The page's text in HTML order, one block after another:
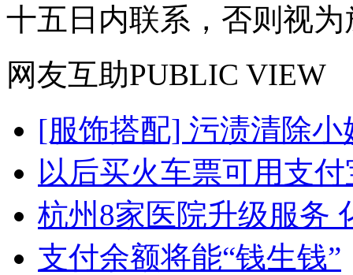
十五日内联系，否则视
网友互助PUBLIC VIEW
[服饰搭配] 污渍清除小
以后买火车票可用支
杭州8家医院升级服务
支付余额将能“钱生钱”